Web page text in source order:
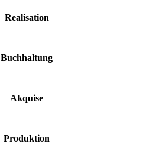
Realisation
Buchhaltung
Akquise
Produktion